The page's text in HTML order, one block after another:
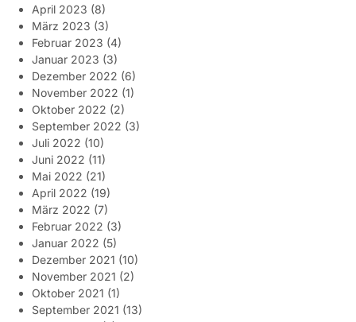
April 2023 (8)
März 2023 (3)
Februar 2023 (4)
Januar 2023 (3)
Dezember 2022 (6)
November 2022 (1)
Oktober 2022 (2)
September 2022 (3)
Juli 2022 (10)
Juni 2022 (11)
Mai 2022 (21)
April 2022 (19)
März 2022 (7)
Februar 2022 (3)
Januar 2022 (5)
Dezember 2021 (10)
November 2021 (2)
Oktober 2021 (1)
September 2021 (13)